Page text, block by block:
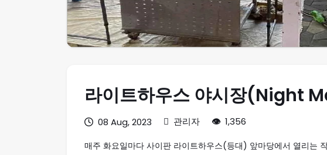
라이트하우스 야시장(Night
08 Aug, 2023 관리자 1,356
매주 화요일마다 사이판 라이트하우스(등대) 앞마당에서 열리는